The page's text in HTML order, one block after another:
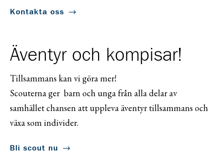
Kontakta oss
Äventyr och kompisar!
Tillsammans kan vi göra mer!
Scouterna ger barn och unga från alla delar av
samhället chansen att uppleva äventyr tillsammans och
växa som individer.
Bli scout nu